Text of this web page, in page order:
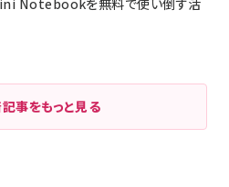
Notebookを無料で使い倒す活
事をもっと見る